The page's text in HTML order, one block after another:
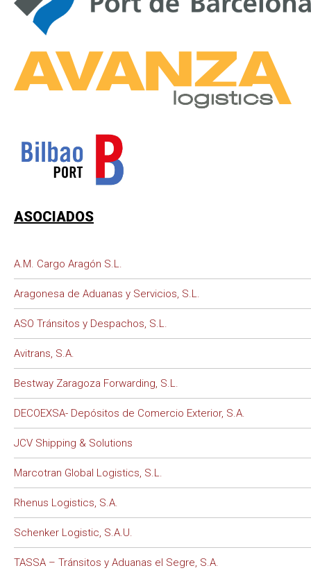
ASOCIADOS
A.M. Cargo Aragón S.L.
Aragonesa de Aduanas y Servicios, S.L.
ASO Tránsitos y Despachos, S.L.
Avitrans, S.A.
Bestway Zaragoza Forwarding, S.L.
DECOEXSA- Depósitos de Comercio Exterior, S.A.
JCV Shipping & Solutions
Marcotran Global Logistics, S.L.
Rhenus Logistics, S.A.
Schenker Logistic, S.A.U.
TASSA – Tránsitos y Aduanas el Segre, S.A.